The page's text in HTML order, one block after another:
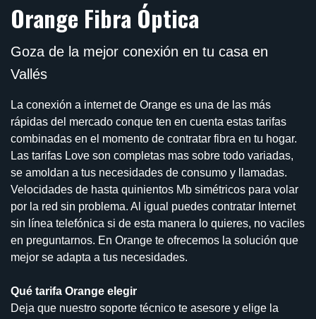
Orange Fibra Óptica
Goza de la mejor conexión en tu casa en
Vallés
La conexión a internet de Orange es una de las más
rápidas del mercado conque ten en cuenta estas tarifas
combinadas en el momento de contratar fibra en tu hogar.
Las tarifas Love son completas mas sobre todo variadas,
se amoldan a tus necesidades de consumo y llamadas.
Velocidades de hasta quinientos Mb simétricos para volar
por la red sin problema. Al igual puedes contratar Internet
sin línea telefónica si de esta manera lo quieres, no vaciles
en preguntarnos. En Orange te ofrecemos la solución que
mejor se adapta a tus necesidades.
Qué tarifa Orange elegir
Deja que nuestro soporte técnico te asesore y elige la